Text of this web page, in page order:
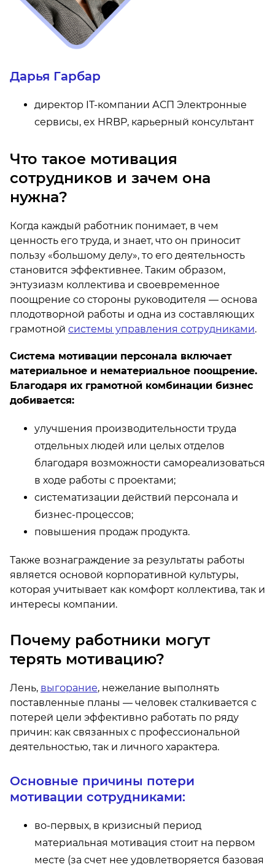
Дарья Гарбар
директор IT-компании АСП Электронные
сервисы, ex HRBP, карьерный консультант
Что такое мотивация
сотрудников и зачем она
нужна?
Когда каждый работник понимает, в чем
ценность его труда, и знает, что он приносит
пользу «большому делу», то его деятельность
становится эффективнее. Таким образом,
энтузиазм коллектива и своевременное
поощрение со стороны руководителя — основа
плодотворной работы и одна из составляющих
грамотной системы управления сотрудниками.
Система мотивации персонала включает
материальное и нематериальное поощрение.
Благодаря их грамотной комбинации бизнес
добивается:
улучшения производительности труда
отдельных людей или целых отделов
благодаря возможности самореализоваться
в ходе работы с проектами;
систематизации действий персонала и
бизнес-процессов;
повышения продаж продукта.
Также вознаграждение за результаты работы
является основой корпоративной культуры,
которая учитывает как комфорт коллектива, так и
интересы компании.
Почему работники могут
терять мотивацию?
Лень, выгорание, нежелание выполнять
поставленные планы — человек сталкивается с
потерей цели эффективно работать по ряду
причин: как связанных с профессиональной
деятельностью, так и личного характера.
Основные причины потери
мотивации сотрудниками:
во-первых, в кризисный период
материальная мотивация стоит на первом
месте (за счет нее удовлетворяется базовая